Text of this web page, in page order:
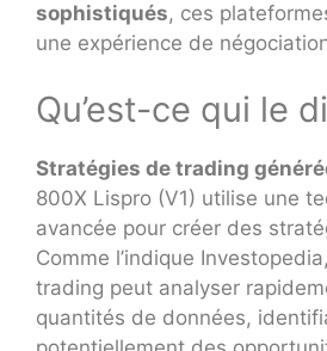
sophistiqués, ces
une expérience de
Qu’est-ce qui le
Stratégies de trading
800X Lispro (V1) utilise une
avancée pour créer des
Comme l’indique
trading peut analyser
quantités de données,